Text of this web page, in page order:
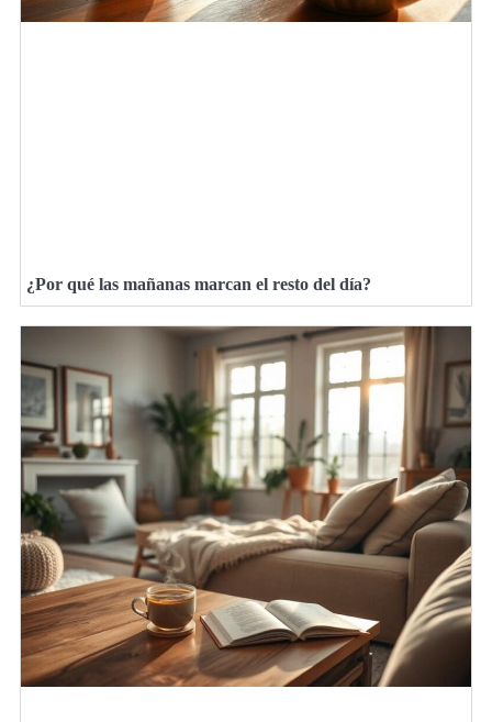
¿Por qué las mañanas marcan el resto del día?